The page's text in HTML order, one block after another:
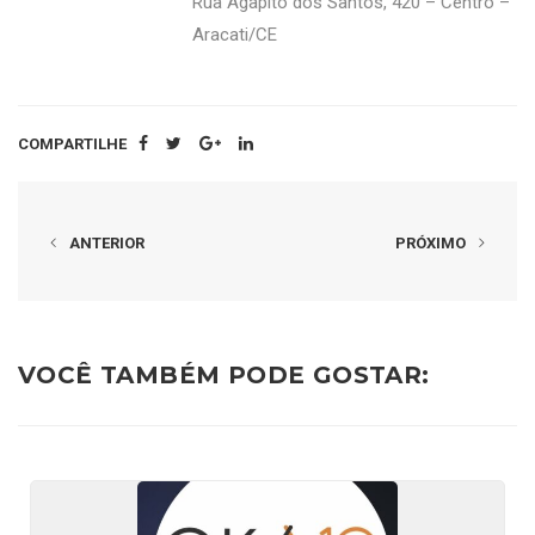
Aracati/CE
COMPARTILHE
ANTERIOR PRÓXIMO
VOCÊ TAMBÉM PODE GOSTAR: